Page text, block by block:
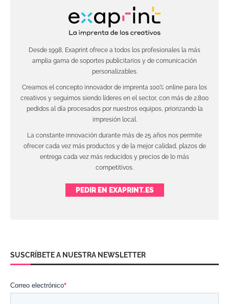
Desde 1998, Exaprint ofrece a todos los profesionales la más
amplia gama de soportes publicitarios y de comunicación
personalizables.
Creamos el concepto innovador de imprenta 100% online para los
creativos y seguimos siendo líderes en el sector, con más de 2.800
pedidos al día procesados por nuestros equipos, priorizando la
impresión local.
La constante innovación durante más de 25 años nos permite
ofrecer cada vez más productos y de la mejor calidad, plazos de
entrega cada vez más reducidos y precios de lo más
competitivos.
PEDIR EN EXAPRINT.ES
SUSCRÍBETE A NUESTRA NEWSLETTER